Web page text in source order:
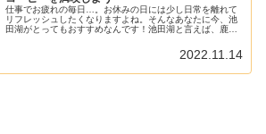
仕事でお疲れの毎日…。お休みの日には少し日常を離れて
リフレッシュしたくなりますよね。そんなあなたに今、池
田湖がとってもおすすめなんです！池田湖と言えば、鹿児
2022.11.14